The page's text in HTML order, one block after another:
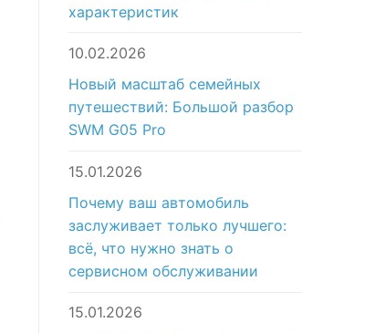
характеристик
10.02.2026
Новый масштаб семейных
путешествий: Большой разбор
SWM G05 Pro
15.01.2026
Почему ваш автомобиль
заслуживает только лучшего:
всё, что нужно знать о
сервисном обслуживании
15.01.2026